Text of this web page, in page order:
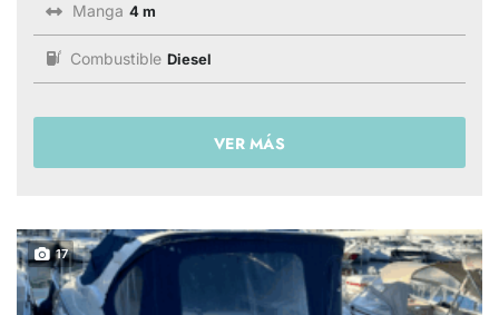
Manga 4 m
Combustible Diesel
VER MÁS
17